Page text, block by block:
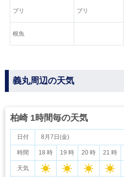
ブリ ブリ
根魚
義丸周辺の天気
柏崎 1時間毎の天気
日付
時間
天気
8月7日(金)
18 時 19 時 20 時 21 時